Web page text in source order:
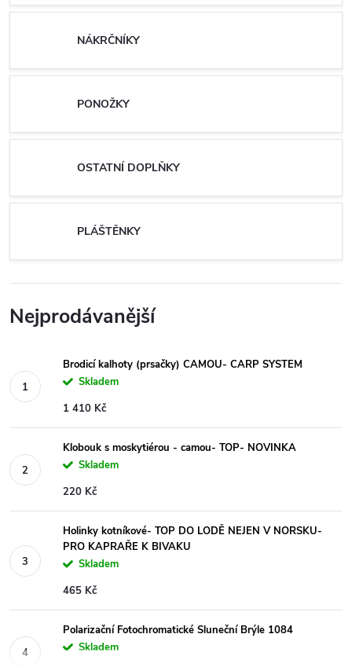
NÁKRČNÍKY
PONOŽKY
OSTATNÍ DOPLŇKY
PLÁŠTĚNKY
Nejprodávanější
Brodicí kalhoty (prsačky) CAMOU- CARP SYSTEM
Skladem
1 410 Kč
Klobouk s moskytiérou - camou- TOP- NOVINKA
Skladem
220 Kč
Holinky kotníkové- TOP DO LODĚ NEJEN V NORSKU-
PRO KAPRAŘE K BIVAKU
Skladem
465 Kč
Polarizační Fotochromatické Sluneční Brýle 1084
Skladem